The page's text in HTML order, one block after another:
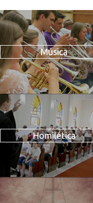
Música
Homilética